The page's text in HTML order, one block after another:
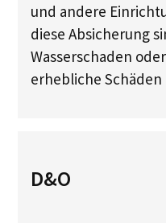
und andere
diese Absicherung
Wasserschaden
erhebliche
D&O